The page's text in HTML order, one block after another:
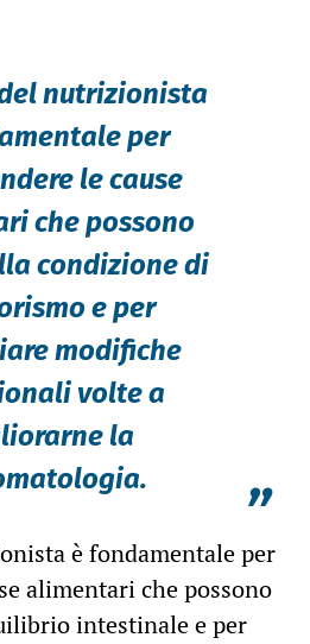
nutrizionista
per
le cause
che possono
condizione di
e per
modifiche
volte a
la
”
è fondamentale per
alimentari che possono
intestinale e per